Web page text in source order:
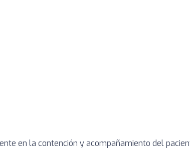
en la contención y acompañamiento del